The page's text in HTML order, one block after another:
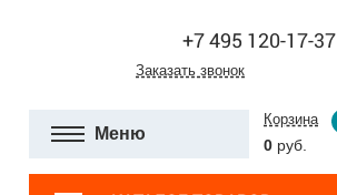
+7 495 120-17-37
Заказать звонок
Меню
Корзина
0 руб.